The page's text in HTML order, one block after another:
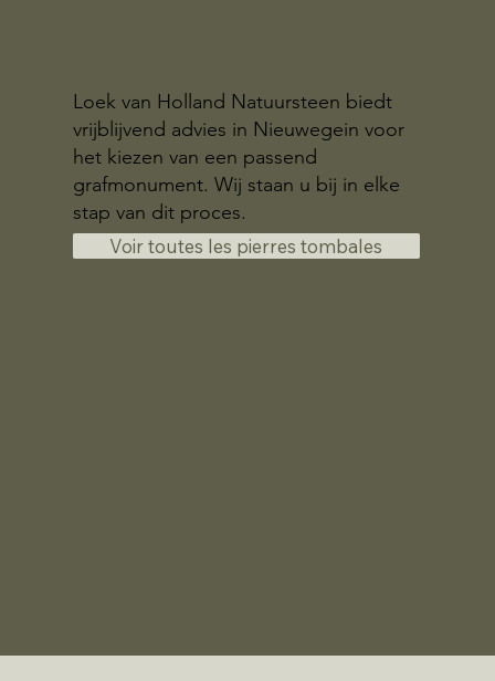
Loek van Holland Natuursteen biedt
vrijblijvend advies in Nieuwegein voor
het kiezen van een passend
grafmonument. Wij staan u bij in elke
stap van dit proces.
Voir toutes les pierres tombales